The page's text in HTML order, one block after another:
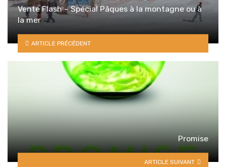
Vente Flash – Spécial Pâques à la montagne ou à
la mer
ARTICLE PRÉCÉDENT
Promise
ARTICLE SUIVANT